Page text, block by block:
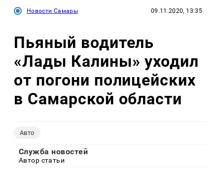
Новости Самары 09.11.2020, 13:35
Пьяный водитель
«Лады Калины» уходил
от погони полицейских
в Самарской области
Авто
Служба новостей
Автор статьи